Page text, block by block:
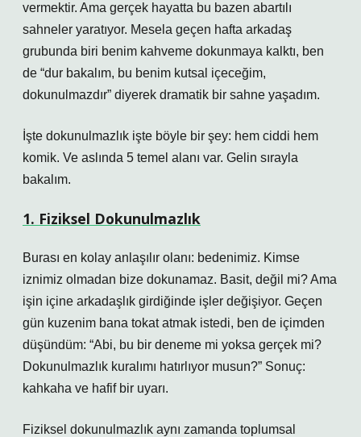
vermektir. Ama gerçek hayatta bu bazen abartılı
sahneler yaratıyor. Mesela geçen hafta arkadaş
grubunda biri benim kahveme dokunmaya kalktı, ben
de “dur bakalım, bu benim kutsal içeceğim,
dokunulmazdır” diyerek dramatik bir sahne yaşadım.
İşte dokunulmazlık işte böyle bir şey: hem ciddi hem
komik. Ve aslında 5 temel alanı var. Gelin sırayla
bakalım.
1. Fiziksel Dokunulmazlık
Burası en kolay anlaşılır olanı: bedenimiz. Kimse
iznimiz olmadan bize dokunamaz. Basit, değil mi? Ama
işin içine arkadaşlık girdiğinde işler değişiyor. Geçen
gün kuzenim bana tokat atmak istedi, ben de içimden
düşündüm: “Abi, bu bir deneme mi yoksa gerçek mi?
Dokunulmazlık kuralımı hatırlıyor musun?” Sonuç:
kahkaha ve hafif bir uyarı.
Fiziksel dokunulmazlık aynı zamanda toplumsal